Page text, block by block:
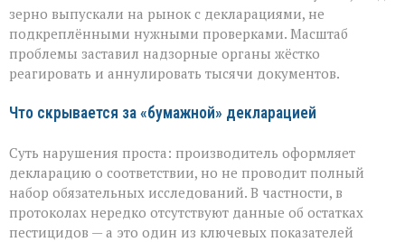
вскрыли
массовые
нарушения
декларирования
зерно выпускали на рынок с декларациями, не
подкреплёнными нужными проверками. Масштаб
проблемы заставил надзорные органы жёстко
реагировать и аннулировать тысячи документов.
Что скрывается за «бумажной» декларацией
Суть нарушения проста: производитель оформляет
декларацию о соответствии, но не проводит полный
набор обязательных исследований. В частности, в
протоколах нередко отсутствуют данные об остатках
пестицидов — а это один из ключевых показателей